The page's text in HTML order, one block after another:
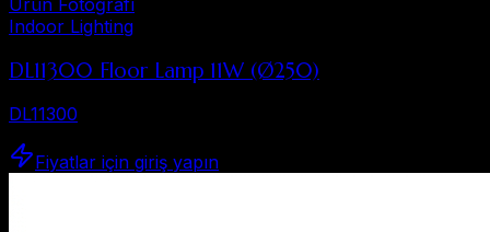
Indoor Lighting
DL11300 Floor Lamp 11W (Ø250)
DL11300
Fiyatlar için giriş yapın